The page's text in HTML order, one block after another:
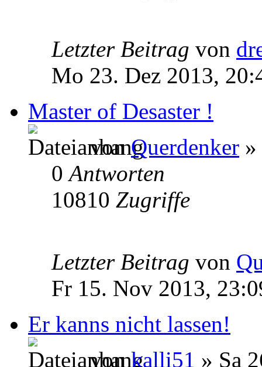
Letzter Beitrag von
Mo 23. Dez 2013,
Master of Desaster !
vonQuerdenker
0Antworten
10810 Zugriffe
Letzter Beitrag von
Fr 15. Nov 2013,
Er kanns nicht lassen!
vonkalli51 » Sa